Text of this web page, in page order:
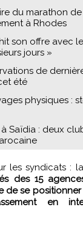
du marathon
à Rhodes
son offre avec
jours »
de
été
physiques :
à Saïdia : deux
les syndicats : la
des 15
de se positionner
en